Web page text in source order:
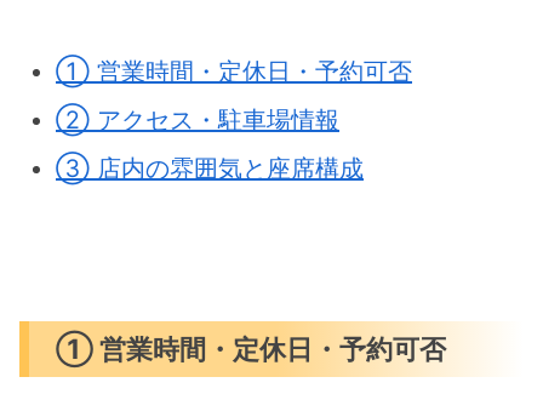
① 営業時間・定休日・予約可否
② アクセス・駐車場情報
③ 店内の雰囲気と座席構成
① 営業時間・定休日・予約可否